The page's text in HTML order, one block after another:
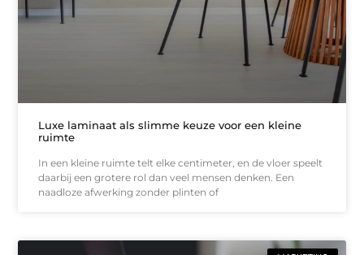
Luxe laminaat als slimme keuze voor een kleine
ruimte
In een kleine ruimte telt elke centimeter, en de vloer speelt
daarbij een grotere rol dan veel mensen denken. Een
naadloze afwerking zonder plinten of